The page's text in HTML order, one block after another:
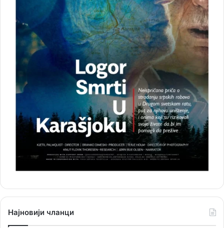
Најновији чланци